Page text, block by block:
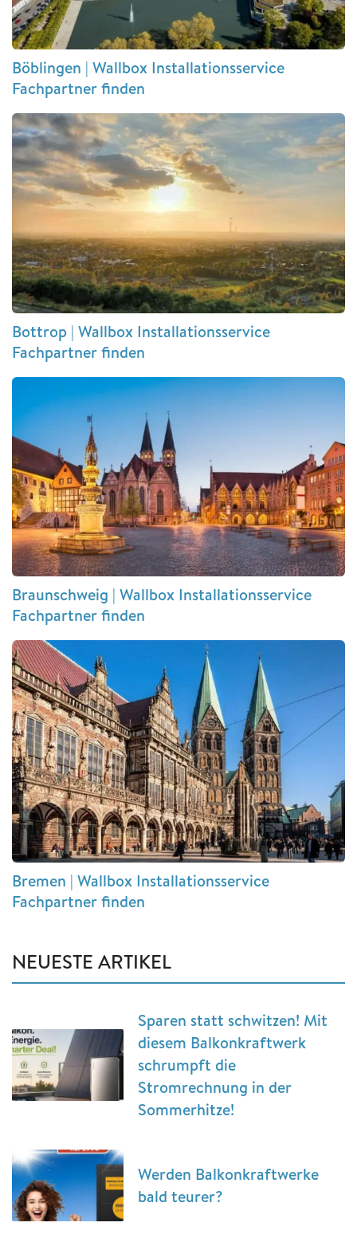
Böblingen | Wallbox Installationsservice
Fachpartner finden
Bottrop | Wallbox Installationsservice
Fachpartner finden
Braunschweig | Wallbox Installationsservice
Fachpartner finden
Bremen | Wallbox Installationsservice
Fachpartner finden
NEUESTE ARTIKEL
Sparen statt schwitzen! Mit
diesem Balkonkraftwerk
schrumpft die
Stromrechnung in der
Sommerhitze!
Werden Balkonkraftwerke
bald teurer?